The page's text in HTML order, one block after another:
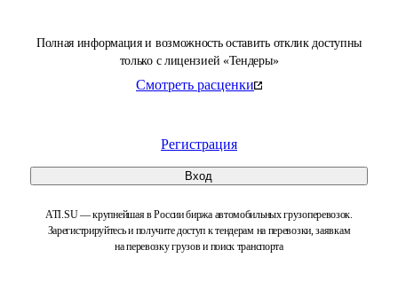
Полная информация и возможность оставить отклик доступны
только с лицензией «Тендеры»
Смотреть расценки
Регистрация
Вход
ATI.SU — крупнейшая в России биржа автомобильных грузоперевозок.
Зарегистрируйтесь и получите доступ к тендерам на перевозки, заявкам
на перевозку грузов и поиск транспорта